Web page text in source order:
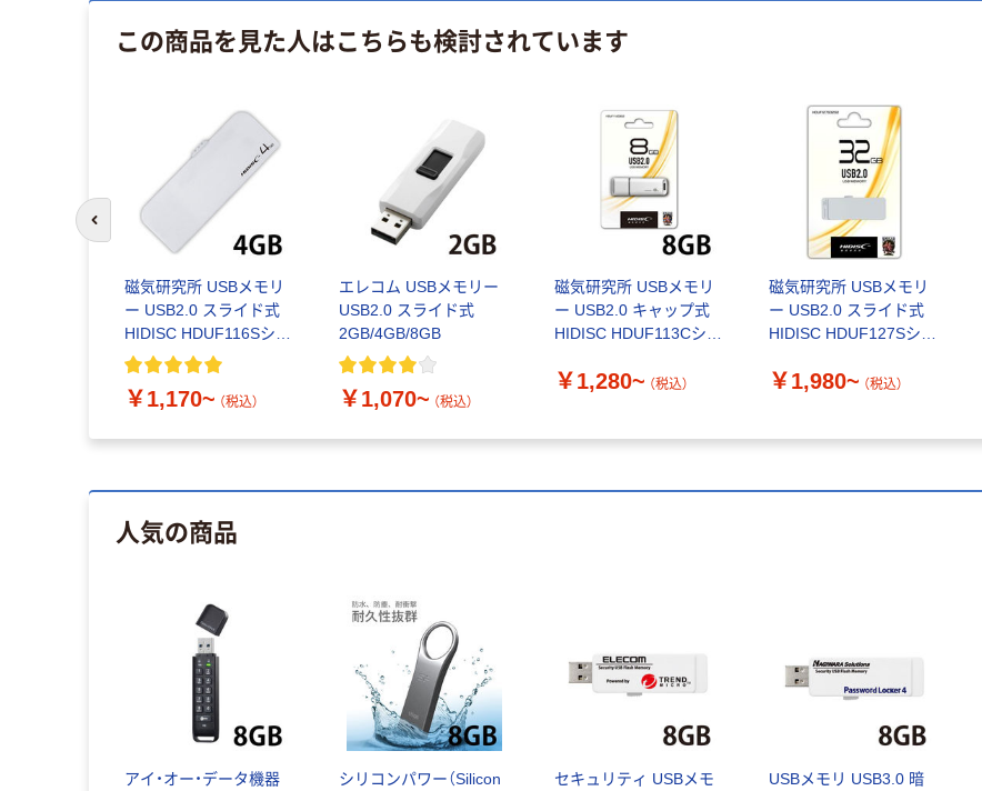
この商品を見た人はこちらも検討されています
磁気研究所 USBメモリ
ー USB2.0 スライド式
HIDISC HDUF116Sシリ
ーズ Type2
￥1,170~ （税込）
エレコム USBメモリー
USB2.0 スライド式
2GB/4GB/8GB
￥1,070~ （税込）
磁気研究所 USBメモリ
ー USB2.0 キャップ式
HIDISC HDUF113Cシリ
￥1,280~ （税込）
磁気研究所 USBメモリ
ー USB2.0 スライド式
HIDISC HDUF127Sシリ
￥1,980~ （税込）
前のスライドへ
人気の商品
アイ・オー・データ機器
シリコンパワー（Silicon
セキュリティ USBメモ
USBメモリ USB3.0 暗